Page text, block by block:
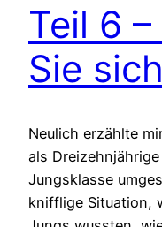
Teil 6
Sie
Neulich erzählte
als
Jungsklasse
knifflige Situation,